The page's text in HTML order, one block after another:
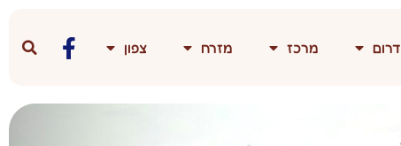
דרום מרכז מזרח צפון